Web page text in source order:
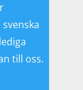
till oss.